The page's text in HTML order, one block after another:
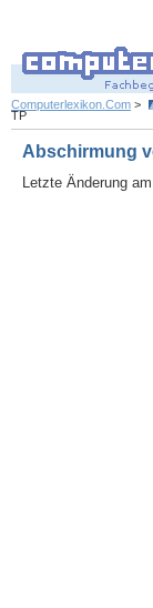
Computerlexikon.Com >
TP
Abschirmung
Letzte Änderung am